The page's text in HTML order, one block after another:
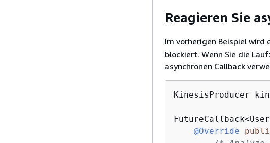
Reagieren Sie
Im vorherigen Beispiel wird
blockiert. Wenn Sie die
asynchronen Callback
KinesisProducer
@Override